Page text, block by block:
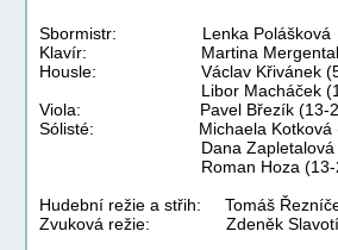
Sbormistr:
Klavír: Martina
Housle: Václav Křivánek
Libor Macháček
Viola: Pavel Březík (13-
Sólisté: Michaela Kotková (6),
Dana Zapletalová
Roman Hoza (13-
Hudební režie a střih: Tomáš
Zvuková režie: Zdeněk